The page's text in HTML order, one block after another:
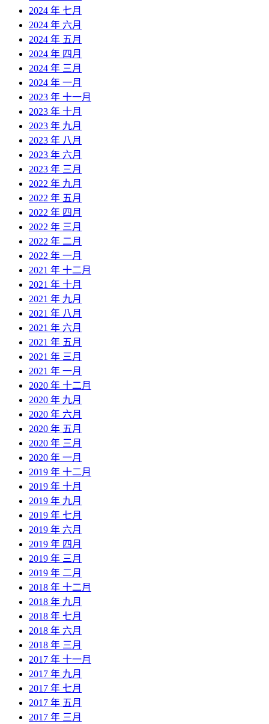
2024 年 七月
2024 年 六月
2024 年 五月
2024 年 四月
2024 年 三月
2024 年 一月
2023 年 十一月
2023 年 十月
2023 年 九月
2023 年 八月
2023 年 六月
2023 年 三月
2022 年 九月
2022 年 五月
2022 年 四月
2022 年 三月
2022 年 二月
2022 年 一月
2021 年 十二月
2021 年 十月
2021 年 九月
2021 年 八月
2021 年 六月
2021 年 五月
2021 年 三月
2021 年 一月
2020 年 十二月
2020 年 九月
2020 年 六月
2020 年 五月
2020 年 三月
2020 年 一月
2019 年 十二月
2019 年 十月
2019 年 九月
2019 年 七月
2019 年 六月
2019 年 四月
2019 年 三月
2019 年 二月
2018 年 十二月
2018 年 九月
2018 年 七月
2018 年 六月
2018 年 三月
2017 年 十一月
2017 年 九月
2017 年 七月
2017 年 五月
2017 年 三月